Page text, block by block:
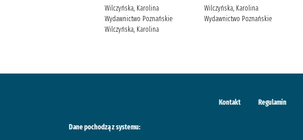
Wilczyńska, Karolina
Wydawnictwo Poznańskie
Wilczyńska, Karolina
Wilczyńska, Karolina
Wydawnictwo Poznańskie
Kontakt Regulamin
Dane pochodzą z systemu: